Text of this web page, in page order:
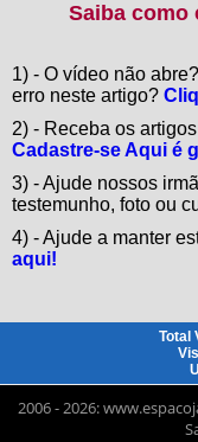
Saiba
1) - O vídeo não
erro neste artigo?
2) - Receba os
Cadastre-se Aqui é
3) - Ajude nossos
testemunho, foto ou
4) - Ajude a manter
aqui!
Total
2006 - 2026: